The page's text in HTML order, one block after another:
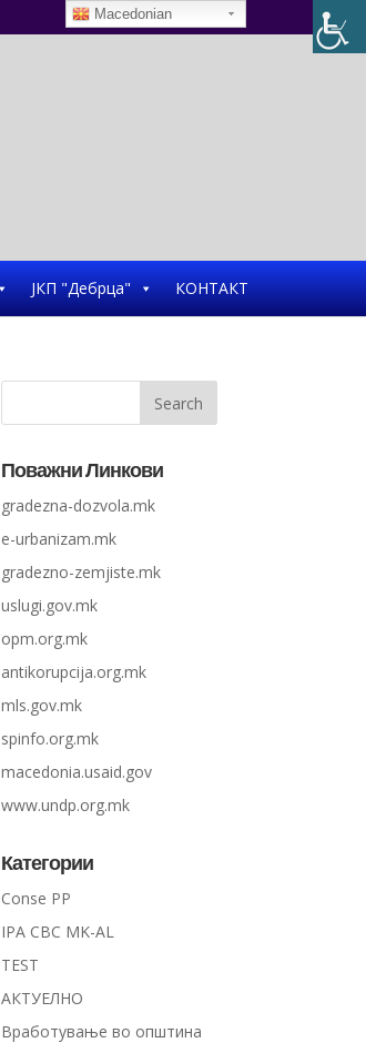
ЈКП "Дебрца" КОНТАКТ
Поважни Линкови
gradezna-dozvola.mk
e-urbanizam.mk
gradezno-zemjiste.mk
uslugi.gov.mk
opm.org.mk
antikorupcija.org.mk
mls.gov.mk
spinfo.org.mk
macedonia.usaid.gov
www.undp.org.mk
Категории
Conse PP
IPA CBC MK-AL
TEST
АКТУЕЛНО
Вработување во општина
Macedonian